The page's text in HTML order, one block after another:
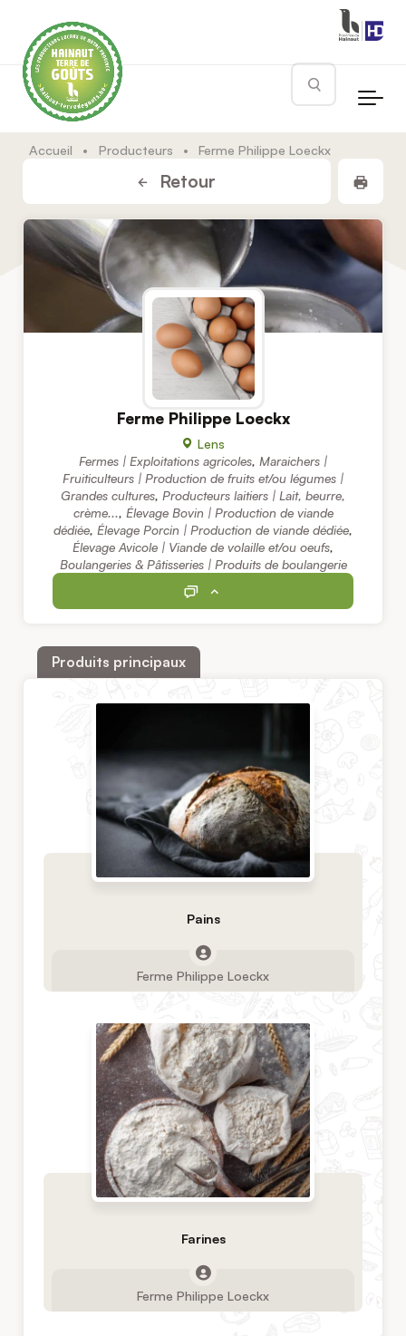
Rechercher
Accueil • Producteurs • Ferme Philippe Loeckx
Retour
Ferme Philippe Loeckx
Lens
Fermes | Exploitations agricoles, Maraichers |
Fruiticulteurs | Production de fruits et/ou légumes |
Grandes cultures, Producteurs laitiers | Lait, beurre,
crème..., Élevage Bovin | Production de viande
dédiée, Élevage Porcin | Production de viande dédiée,
Élevage Avicole | Viande de volaille et/ou oeufs,
Boulangeries & Pâtisseries | Produits de boulangerie
Produits principaux
Pains
Ferme Philippe Loeckx
Farines
Ferme Philippe Loeckx